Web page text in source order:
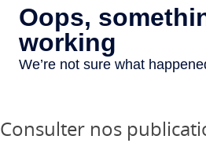
Consulter nos